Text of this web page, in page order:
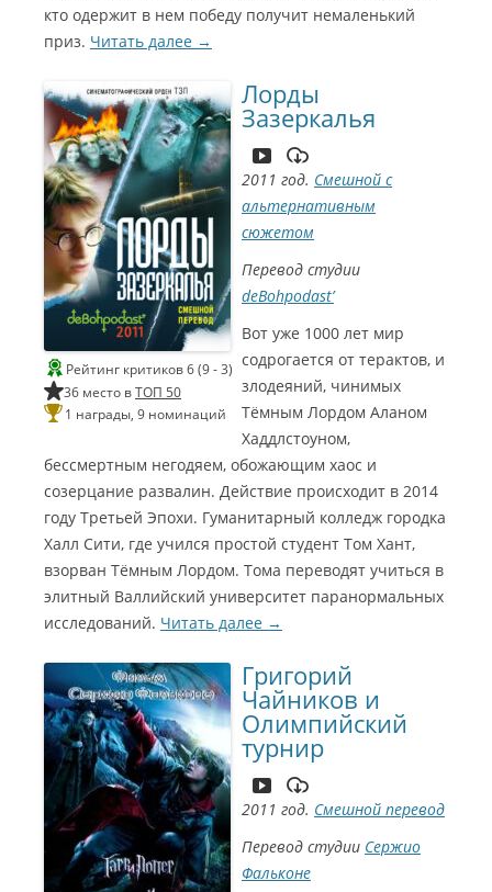
С
н
е
Г
о
м
р
0
0
6
у
ч
й
з
в
у
g
i
z
m
С
и
кто одержит в нем победу получит немаленький
приз. Читать далее →
Рейтинг критиков 6 (9 - 3)
36 место вТОП 50
1 награды, 9 номинаций
С
и
н
Г
о
м
р
2
Лорды
Зазеркалья
2011 год. Смешной с
альтернативным
сюжетом
Перевод студии
deBohpodast’
Вот уже 1000 лет мир
содрогается от терактов, и
злодеяний, чинимых
Тёмным Лордом Аланом
Хаддлстоуном,
бессмертным негодяем, обожающим хаос и
созерцание развалин. Действие происходит в 2014
году Третьей Эпохи. Гуманитарный колледж городка
Халл Сити, где учился простой студент Том Хант,
взорван Тёмным Лордом. Тома переводят учиться в
элитный Валлийский университет паранормальных
исследований. Читать далее →
Григорий
Чайников и
Олимпийский
турнир
2011 год. Смешной перевод
Перевод студии Сержио
Фальконе